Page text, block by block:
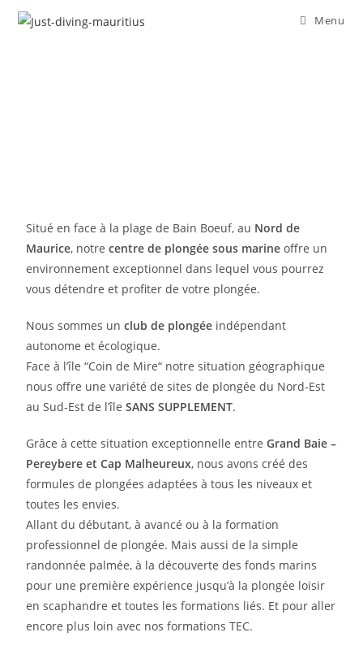
Menu
Situé en face à la plage de Bain Boeuf, au Nord de
Maurice, notrecentre de plongée sous marine offre un
environnement exceptionnel dans lequel vous pourrez
vous détendre et profiter de votre plongée.
Nous sommes unclub de plongée indépendant
autonome et écologique.
Face à l’île “Coin de Mire“ notre situation géographique
nous offre une variété de sites de plongée du Nord-Est
au Sud-Est de l’îleSANS SUPPLEMENT.
Grâce à cette situation exceptionnelle entreGrand Baie –
Pereybere et Cap Malheureux, nous avons créé des
formules de plongées adaptées à tous les niveaux et
toutes les envies.
Allant du débutant, à avancé ou à la formation
professionnel de plongée. Mais aussi de la simple
randonnée palmée, à la découverte des fonds marins
pour une première expérience jusqu’à la plongée loisir
en scaphandre et toutes les formations liés. Et pour aller
encore plus loin avec nos formations TEC.